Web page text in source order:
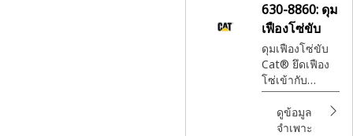
630-8860: ดุม
เฟืองโซ่ขับ
ดุมเฟืองโซ่ขับ
Cat® ยึดเฟือง
โซ่เข้ากับ
เครื่องจักรอย่าง
แน่นหนา ช่วย
ให้การถ่ายโอน
ดูข้อมูล
จำเพาะ